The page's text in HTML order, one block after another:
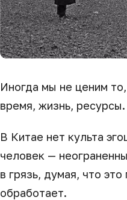
Иногда мы не ценим
время, жизнь, ресурсы.
В Китае нет культа
человек —
в грязь, думая, что
обработает.